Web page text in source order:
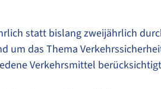
statt bislang zweijährlich
um das Thema
Verkehrsmittel